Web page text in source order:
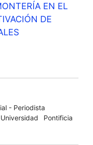
EN EL
DE
- Periodista
Pontificia